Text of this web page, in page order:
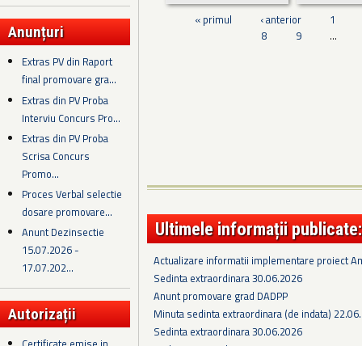
Anunțuri
Extras PV din Raport
final promovare gra...
Extras din PV Proba
Interviu Concurs Pro...
Extras din PV Proba
Scrisa Concurs
Promo...
Proces Verbal selectie
dosare promovare...
Anunt Dezinsectie
15.07.2026 -
17.07.202...
Autorizații
« primul ‹ anterior
1
8
9 …
Ultimele informații publicate:
Actualizare informatii implementare proiect
Sedinta extraordinara 30.06.2026
Anunt promovare grad DADPP
Minuta sedinta extraordinara (de indata)
Sedinta extraordinara 30.06.2026